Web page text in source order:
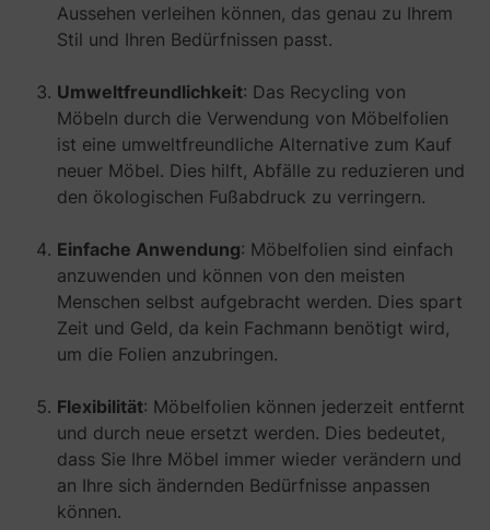
Aussehen verleihen können, das genau zu Ihrem
Stil und Ihren Bedürfnissen passt.
Umweltfreundlichkeit: Das Recycling von
Möbeln durch die Verwendung von Möbelfolien
ist eine umweltfreundliche Alternative zum Kauf
neuer Möbel. Dies hilft, Abfälle zu reduzieren und
den ökologischen Fußabdruck zu verringern.
Einfache Anwendung: Möbelfolien sind einfach
anzuwenden und können von den meisten
Menschen selbst aufgebracht werden. Dies spart
Zeit und Geld, da kein Fachmann benötigt wird,
um die Folien anzubringen.
Flexibilität: Möbelfolien können jederzeit entfernt
und durch neue ersetzt werden. Dies bedeutet,
dass Sie Ihre Möbel immer wieder verändern und
an Ihre sich ändernden Bedürfnisse anpassen
können.